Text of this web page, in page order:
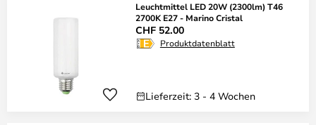
Leuchtmittel LED 20W (2300lm) T46
2700K E27 - Marino Cristal
CHF 52.00
Produktdatenblatt
Lieferzeit: 3 - 4 Wochen